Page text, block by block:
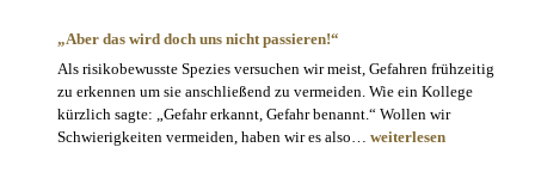
„Aber das wird doch uns nicht passieren!“
Als risikobewusste Spezies versuchen wir meist, Gefahren frühzeitig
zu erkennen um sie anschließend zu vermeiden. Wie ein Kollege
kürzlich sagte: „Gefahr erkannt, Gefahr benannt.“ Wollen wir
Schwierigkeiten vermeiden, haben wir es also… „Aber
weiterlesen